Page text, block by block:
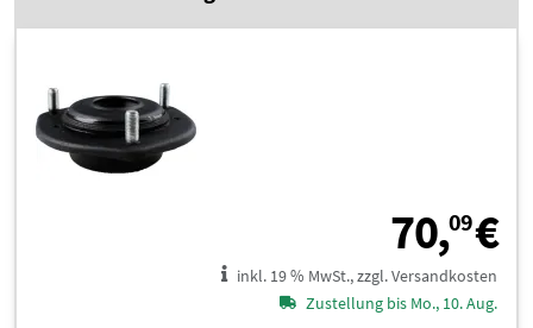
70,09€
inkl. 19 % MwSt., zzgl. Versandkosten
Zustellung bis Mo., 10. Aug.